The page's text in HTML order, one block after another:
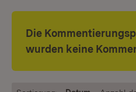
Die
wurden keine